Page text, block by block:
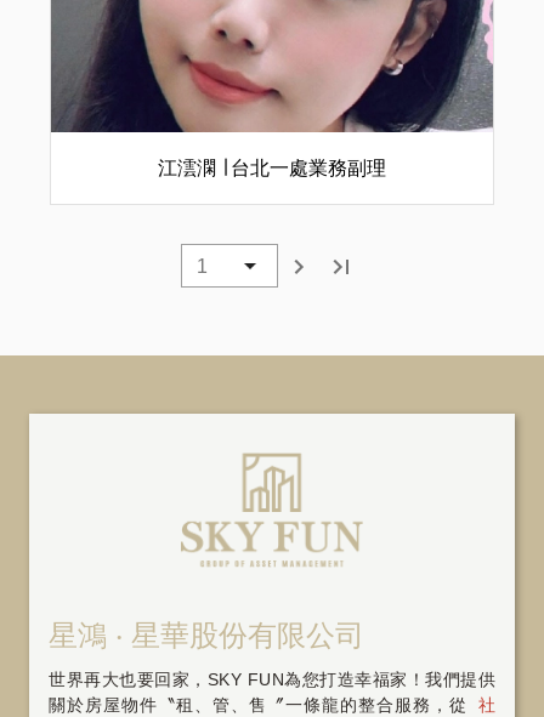
江澐澖 ∣ 台北一處業務副理
星鴻 ‧ 星華股份有限公司
世界再大也要回家，SKY FUN為您打造幸福家！我們提供
關於房屋物件〝租、管、售〞一條龍的整合服務，從
社